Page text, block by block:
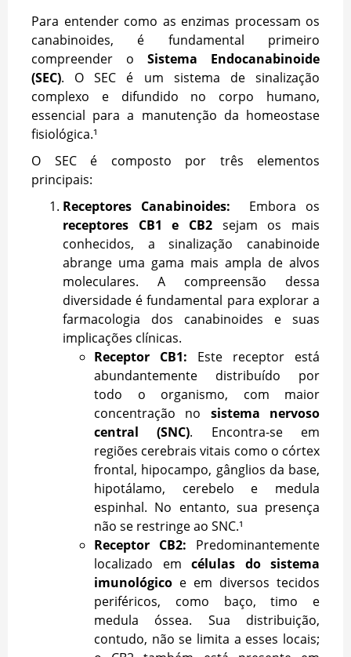
Para entender como as enzimas processam os
canabinoides, é fundamental primeiro
compreender o Sistema Endocanabinoide
(SEC). O SEC é um sistema de sinalização
complexo e difundido no corpo humano,
essencial para a manutenção da homeostase
fisiológica.¹
O SEC é composto por três elementos
principais:
Receptores Canabinoides: Embora os
receptores CB1 e CB2 sejam os mais
conhecidos, a sinalização canabinoide
abrange uma gama mais ampla de alvos
moleculares. A compreensão dessa
diversidade é fundamental para explorar a
farmacologia dos canabinoides e suas
implicações clínicas.
Receptor CB1: Este receptor está
abundantemente distribuído por
todo o organismo, com maior
concentração no sistema nervoso
central (SNC). Encontra-se em
regiões cerebrais vitais como o córtex
frontal, hipocampo, gânglios da base,
hipotálamo, cerebelo e medula
espinhal. No entanto, sua presença
não se restringe ao SNC.¹
Receptor CB2: Predominantemente
localizado em células do sistema
imunológico e em diversos tecidos
periféricos, como baço, timo e
medula óssea. Sua distribuição,
contudo, não se limita a esses locais;